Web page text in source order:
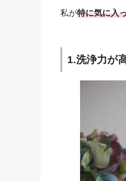
私が特に気に入
1.洗浄力が